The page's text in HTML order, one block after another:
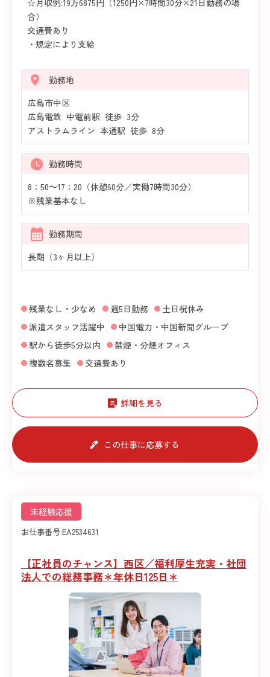
合）
交通費あり
・規定により支給
勤務地
広島市中区
広島電鉄 中電前駅 徒歩 3分
アストラムライン 本通駅 徒歩 8分
勤務時間
8：50～17：20（休憩60分／実働7時間30分）
※残業基本なし
勤務期間
長期（3ヶ月以上）
残業なし・少なめ 週5日勤務
土日祝休み
派遣スタッフ活躍中
中国電力・中国新聞グループ
駅から徒歩5分以内
禁煙・分煙オフィス
複数名募集
交通費あり
詳細を見る
この仕事に応募する
未経験応援
お仕事番号:EA2534631
【正社員のチャンス】西区／福利厚生充実・社団
法人での総務事務＊年休日125日＊